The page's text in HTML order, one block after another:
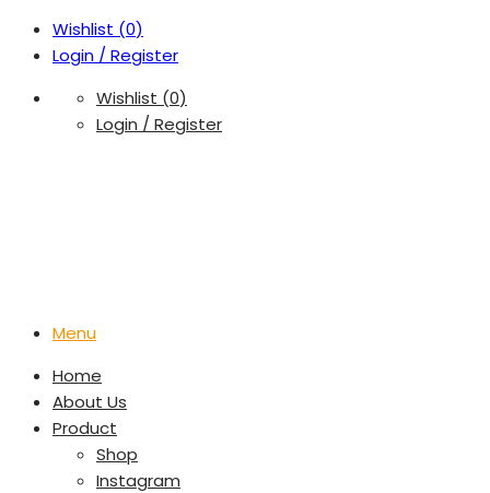
Wishlist (0)
Login / Register
Wishlist (0)
Login / Register
Menu
Home
About Us
Product
Shop
Instagram